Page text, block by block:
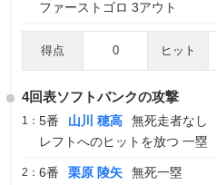
ファーストゴロ 3アウト
得点 0 ヒット
4回表ソフトバンクの攻撃
1： 5番 山川 穂高
無死走者なし
レフトへのヒットを放つ 一塁
2： 6番 栗原 陵矢
無死一塁